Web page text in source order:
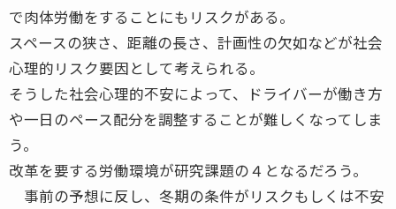
で肉体労働をすることにもリスクがある。
スペースの狭さ、距離の長さ、計画性の欠如などが社会
心理的リスク要因として考えられる。
そうした社会心理的不安によって、ドライバーが働き方
や一日のペース配分を調整することが難しくなってしま
う。
改革を要する労働環境が研究課題の４となるだろう。
事前の予想に反し、冬期の条件がリスクもしくは不安